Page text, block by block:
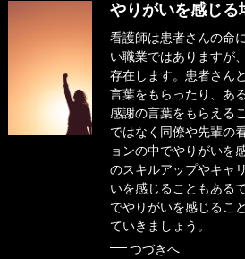
やりがいを感じる
看護師は患者さんの命
い職業ではありますが
存在します。患者さん
言葉をもらったり、あ
感謝の言葉をもらえる
ではなく同僚や先輩の
ョンの中でやりがいを
のスキルアップやキャ
いを感じることもある
でやりがいを感じるこ
ていきましょう。
つづきへ